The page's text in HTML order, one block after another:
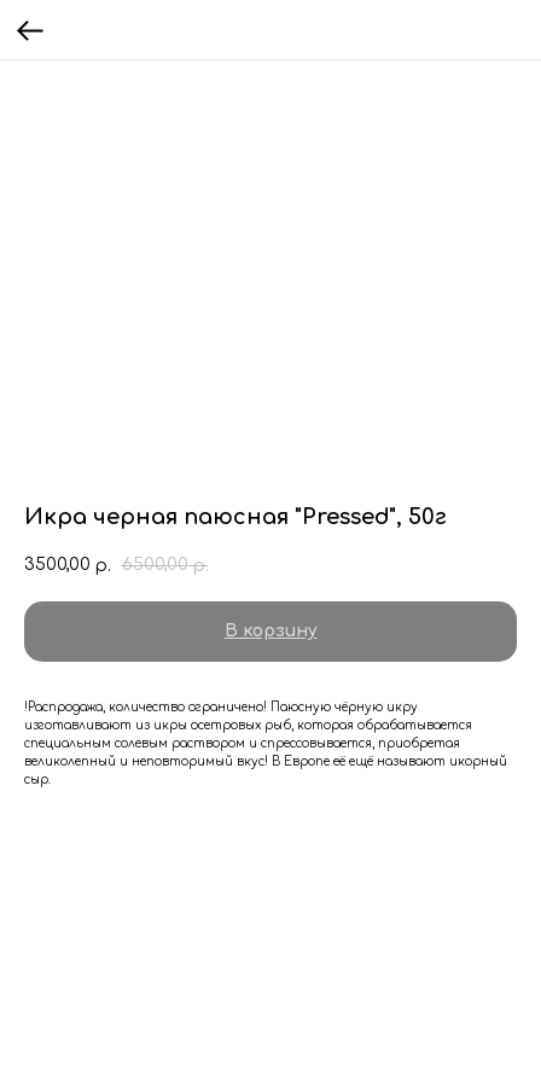
Икра черная паюсная "Pressed", 50г
3500,00 р. 6500,00 р.
В корзину
!Распродажа, количество ограничено! Паюсную чёрную икру
изготавливают из икры осетровых рыб, которая обрабатывается
специальным солевым раствором и спрессовывается, приобретая
великолепный и неповторимый вкус! В Европе её ещё называют икорный
сыр.